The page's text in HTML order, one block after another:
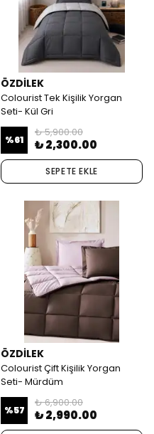
ÖZDİLEK
Colourist Tek Kişilik Yorgan
Seti- Kül Gri
%61
₺ 5,900.00
₺ 2,300.00
SEPETE EKLE
ÖZDİLEK
Colourist Çift Kişilik Yorgan
Seti- Mürdüm
%57
₺ 6,900.00
₺ 2,990.00